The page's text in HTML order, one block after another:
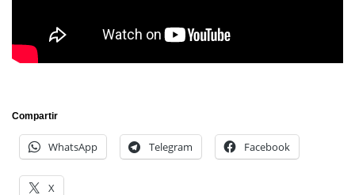
Compartir
WhatsApp Telegram Facebook
X